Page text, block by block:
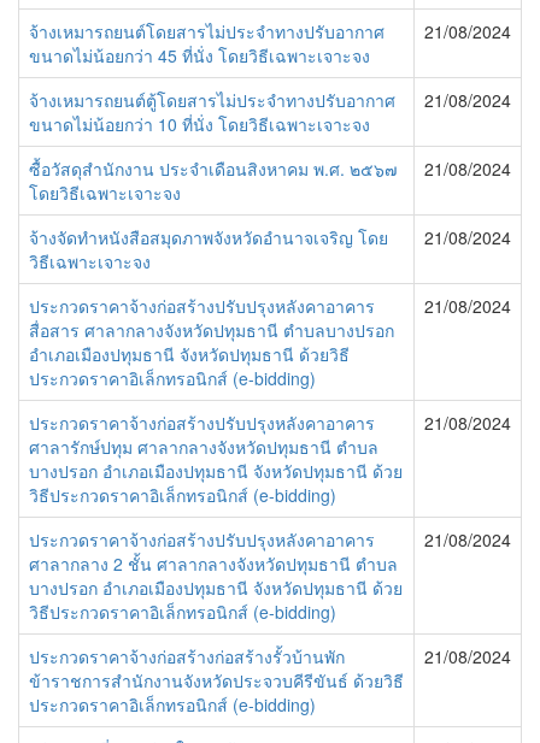
จ้างเหมารถยนต์โดยสารไม่ประจำทางปรับอากาศ
ขนาดไม่น้อยกว่า 45 ที่นั่ง โดยวิธีเฉพาะเจาะจง
21/08/2024
จ้างเหมารถยนต์ตู้โดยสารไม่ประจำทางปรับอากาศ
ขนาดไม่น้อยกว่า 10 ที่นั่ง โดยวิธีเฉพาะเจาะจง
21/08/2024
ซื้อวัสดุสำนักงาน ประจำเดือนสิงหาคม พ.ศ. ๒๕๖๗
โดยวิธีเฉพาะเจาะจง
21/08/2024
จ้างจัดทำหนังสือสมุดภาพจังหวัดอำนาจเจริญ โดย
วิธีเฉพาะเจาะจง
21/08/2024
ประกวดราคาจ้างก่อสร้างปรับปรุงหลังคาอาคาร
สื่อสาร ศาลากลางจังหวัดปทุมธานี ตำบลบางปรอก
อำเภอเมืองปทุมธานี จังหวัดปทุมธานี ด้วยวิธี
ประกวดราคาอิเล็กทรอนิกส์ (e-bidding)
21/08/2024
ประกวดราคาจ้างก่อสร้างปรับปรุงหลังคาอาคาร
ศาลารักษ์ปทุม ศาลากลางจังหวัดปทุมธานี ตำบล
บางปรอก อำเภอเมืองปทุมธานี จังหวัดปทุมธานี ด้วย
วิธีประกวดราคาอิเล็กทรอนิกส์ (e-bidding)
21/08/2024
ประกวดราคาจ้างก่อสร้างปรับปรุงหลังคาอาคาร
ศาลากลาง 2 ชั้น ศาลากลางจังหวัดปทุมธานี ตำบล
บางปรอก อำเภอเมืองปทุมธานี จังหวัดปทุมธานี ด้วย
วิธีประกวดราคาอิเล็กทรอนิกส์ (e-bidding)
21/08/2024
ประกวดราคาจ้างก่อสร้างก่อสร้างรั้วบ้านพัก
ข้าราชการสำนักงานจังหวัดประจวบคีรีขันธ์ ด้วยวิธี
ประกวดราคาอิเล็กทรอนิกส์ (e-bidding)
21/08/2024